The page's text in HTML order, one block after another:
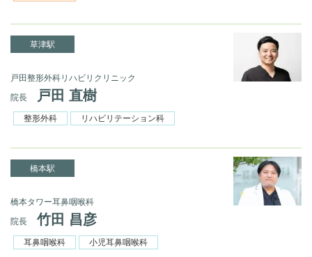
草津駅
戸田整形外科リハビリクリニック
院長
戸田 直樹
整形外科 リハビリテーション科
橋本駅
橋本タワー耳鼻咽喉科
院長
竹田 昌彦
耳鼻咽喉科 小児耳鼻咽喉科